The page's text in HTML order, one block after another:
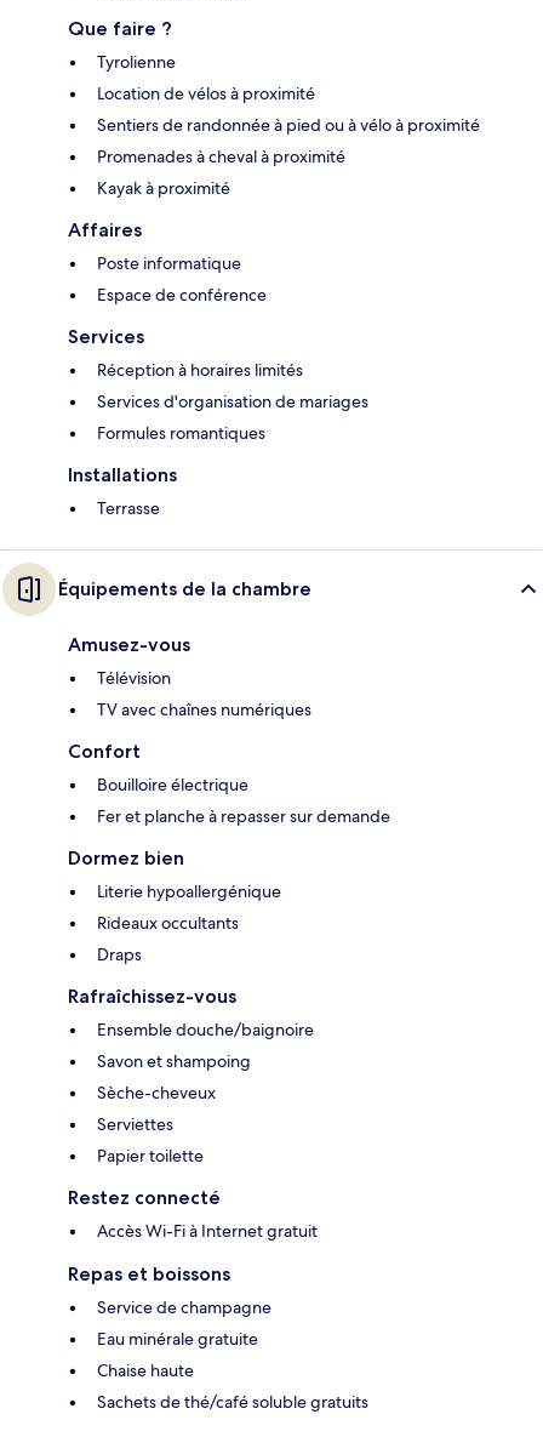
Que faire ?
Tyrolienne
Location de vélos à proximité
Sentiers de randonnée à pied ou à vélo à proximité
Promenades à cheval à proximité
Kayak à proximité
Affaires
Poste informatique
Espace de conférence
Services
Réception à horaires limités
Services d'organisation de mariages
Formules romantiques
Installations
Terrasse
Équipements de la chambre
Amusez-vous
Télévision
TV avec chaînes numériques
Confort
Bouilloire électrique
Fer et planche à repasser sur demande
Dormez bien
Literie hypoallergénique
Rideaux occultants
Draps
Rafraîchissez-vous
Ensemble douche/baignoire
Savon et shampoing
Sèche-cheveux
Serviettes
Papier toilette
Restez connecté
Accès Wi-Fi à Internet gratuit
Repas et boissons
Service de champagne
Eau minérale gratuite
Chaise haute
Sachets de thé/café soluble gratuits